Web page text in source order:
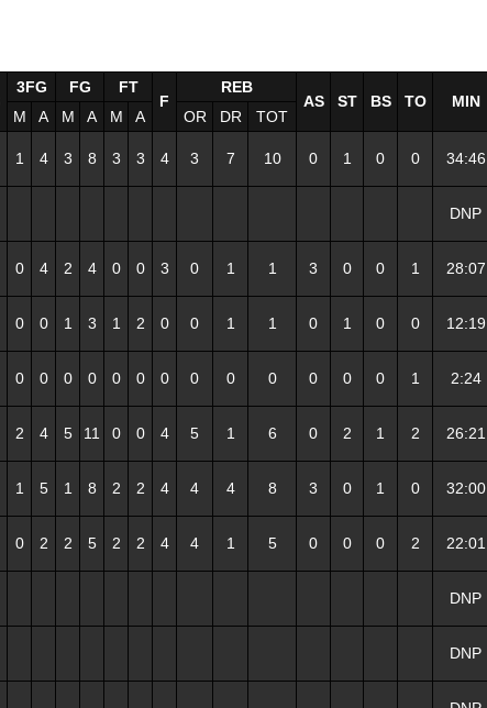
3FG FG
FT
F
REB
AS
ST BS TO
MIN
M
A M A M A OR DR TOT
1 4 3 8 3 3 4 3 7 10 0 1 0 0 34:46
DNP
0 4 2 4 0 0 3 0 1 1 3 0 0 1 28:07
0 0 1 3 1 2 0 0 1 1 0 1 0 0 12:19
0 0 0 0 0 0 0 0 0 0 0 0 0 1 2:24
2 4 5 11 0 0 4 5 1 6 0 2 1 2 26:21
1 5 1 8 2 2 4 4 4 8 3 0 1 0 32:00
0 2 2 5 2 2 4 4 1 5 0 0 0 2 22:01
DNP
DNP